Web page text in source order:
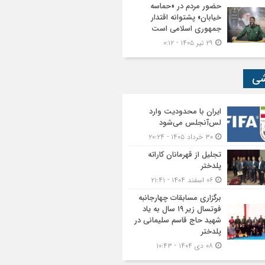
حضور مردم در «حماسه
خیابان» پشتوانه اقتدار
جمهوری اسلامی است
ایران با محدودیت وارد
لس‌آنجلس می‌شود
تجلیل از قهرمانان کاراته
پلدختر
برگزاری مسابقات چهارجانبه
فوتسال زیر ۱۹ سال به یاد
شهید حاج قاسم سلیمانی در
پلدختر